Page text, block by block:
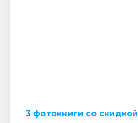
3 фотокниги со скидкой